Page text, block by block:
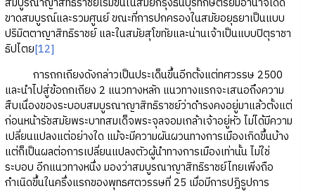
ขาดสมบูรณ์และรวมศูนย์ ขณะที่การปกครองในสมัยอยุธยาเป็นแบบ
ปริมิตตาญาสิทธิราชย์ และในสมัยสุโขทัยและน่านเจ้าเป็นแบบปิตุราชา
ธิปไตย[12]
การถกเถียงดังกล่าวเป็นประเด็นขึ้นอีกตั้งแต่ทศวรรษ 2500
และนำไปสู่ข้อถกเถียง 2 แนวทางหลัก แนวทางแรกจะเสนอถึงความ
สืบเนื่องของระบอบสมบูรณาญาสิทธิราชย์ว่าดำรงคงอยู่มาแล้วตั้งแต่
ก่อนหน้ารัชสมัยพระบาทสมเด็จพระจุลจอมเกล้าเจ้าอยู่หัว ไม่ได้มีความ
เปลี่ยนแปลงแต่อย่างใด แม้จะมีความผันผวนทางการเมืองเกิดขึ้นบ้าง
แต่ก็เป็นผลต่อการเปลี่ยนแปลงตัวผู้นำทางการเมืองเท่านั้น ไม่ใช่
ระบอบ อีกแนวทางหนึ่ง มองว่าสมบูรณาญาสิทธิราชย์ไทยเพิ่งถือ
กำเนิดขึ้นในครึ่งแรกของพุทธศตวรรษที่ 25 เมื่อมีการปฏิรูปการ